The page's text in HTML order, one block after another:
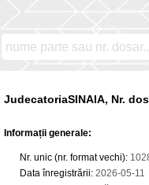
JudecatoriaSINAIA, Nr.
Informații generale:
Nr. unic (nr. format vechi):
Data înregistrării: 2026-05-11